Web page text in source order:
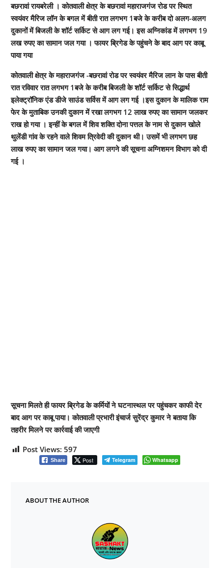
बछरावां रायबरेली । कोतवाली क्षेत्र के बछरावां महाराजगंज रोड पर स्थित
स्वयंवर मैरिज लॉन के बगल में बीती रात लगभग 1बजे के करीब दो अलग-अलग
दुकानों में बिजली के शॉर्ट सर्किट से आग लग गई। इस अग्निकांड में लगभग 19
लख रुपए का सामान जल गया । फायर ब्रिगेड के पहुंचने के बाद आग पर काबू
पाया गया
कोतवाली क्षेत्र के महाराजगंज -बछरावां रोड पर स्वयंवर मैरिज लान के पास बीती
रात रविवार रात लगभग 1बजे के करीब बिजली के शॉर्ट सर्किट से सिद्धार्थ
इलेक्ट्रॉनिक एंड डीजे साउंड सर्विस में आग लग गई ।इस दुकान के मालिक राम
फेर के मुताबिक उनकी दुकान में रखा लगभग 12 लाख रुपए का सामान जलकर
राख हो गया । इन्हीं के बगल में शिव शक्ति दोना पत्तल के नाम से दुकान खोले
थुलेंडी गांव के रहने वाले शिवम त्रिवेदी की दुकान थी। उसमें भी लगभग छह
लाख रुपए का सामान जल गया। आग लगने की सूचना अग्निशमन विभाग को दी
गई ।
सूचना मिलते ही फायर ब्रिगेड के कर्मियों ने घटनास्थल पर पहुंचकर काफी देर
बाद आग पर काबू पाया। कोतवाली प्रभारी इंचार्ज सुरेंद्र कुमार ने बताया कि
तहरीर मिलने पर कार्रवाई की जाएगी
Post Views: 597
Share Post Telegram Whatsapp
ABOUT THE AUTHOR